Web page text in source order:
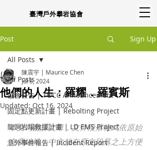
臺灣戶外攀岩協會
Post Sign Up
All Posts
協會公告 | TOCC Announcement
固定點更新計畫 | Rebolting Project
龍洞岩場救援計畫 | LD EMS Project
意外事件報告 | Incident Report
All Posts
他們的人生：羅耀．羅賓斯
陳震宇 | Maurice Chen
Jul 8, 2024
Updated: Oct 16, 2024
本文為翻譯文章，文件段落格式依原始
文章編排，中文放在原文段落之上方便